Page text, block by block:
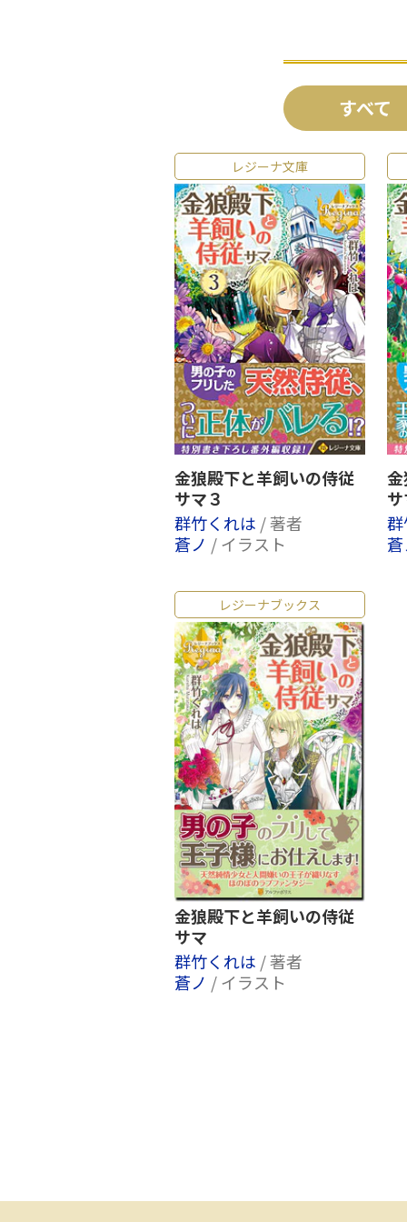
すべて
レジーナ文庫
金狼殿下と羊飼いの侍従
サマ３
群竹くれは / 著者
蒼ノ / イラスト
レジーナブックス
金狼殿下と羊飼いの侍従
サマ
群竹くれは / 著者
蒼ノ / イラスト